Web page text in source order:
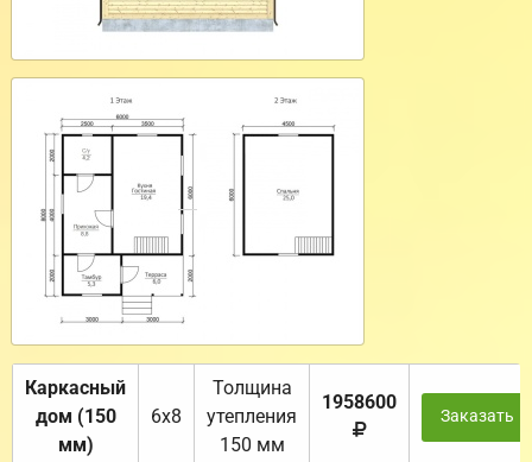
Каркасный
дом (150
мм)
6х8
Толщина
утепления
150 мм
1958600
Заказать